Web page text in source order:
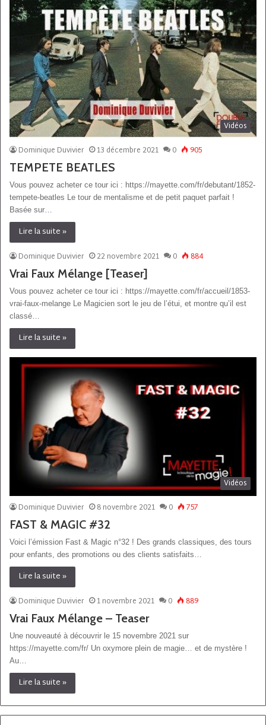
Vidéos
Dominique Duvivier
13 décembre 2021 0 905
TEMPETE BEATLES
Vous pouvez acheter ce tour ici : https://mayette.com/fr/debutant/1852-
tempete-beatles Le tour de mentalisme et de petit paquet parfait !
Basée sur…
Lire la suite »
Dominique Duvivier 22 novembre 2021 0 884
Vrai Faux Mélange [Teaser]
Vous pouvez acheter ce tour ici : https://mayette.com/fr/accueil/1853-
vrai-faux-melange Le Magicien sort le jeu de l’étui, et montre qu’il est
classé…
Lire la suite »
Vidéos
Dominique Duvivier
8 novembre 2021 0 757
FAST & MAGIC #32
Voici l’émission Fast & Magic n°32 ! Des grands classiques, des tours
pour enfants, des promotions ou des clients satisfaits…
Lire la suite »
Dominique Duvivier 1 novembre 2021 0 889
Vrai Faux Mélange – Teaser
Une nouveauté à découvrir le 15 novembre 2021 sur
https://mayette.com/fr/ Un oxymore plein de magie… et de mystère !
Au…
Lire la suite »